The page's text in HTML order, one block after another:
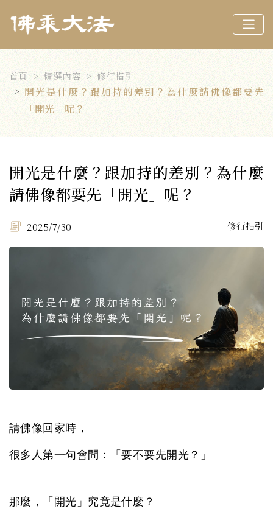
首頁 精選內容 修行指引
開光是什麼？跟加持的差別？為什麼請佛像都要先
「開光」呢？
開光是什麼？跟加持的差別？為什麼
請佛像都要先「開光」呢？
2025/7/30 修行指引
請佛像回家時，
很多人第一句會問：「要不要先開光？」
那麼，「開光」究竟是什麼？